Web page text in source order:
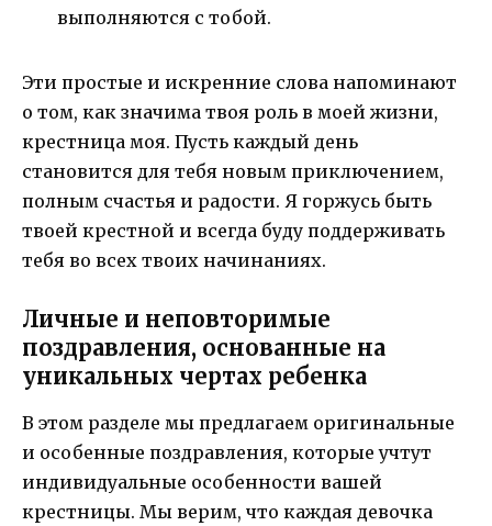
выполняются с тобой.
Эти простые и искренние слова напоминают
о том, как значима твоя роль в моей жизни,
крестница моя. Пусть каждый день
становится для тебя новым приключением,
полным счастья и радости. Я горжусь быть
твоей крестной и всегда буду поддерживать
тебя во всех твоих начинаниях.
Личные и неповторимые
поздравления, основанные на
уникальных чертах ребенка
В этом разделе мы предлагаем оригинальные
и особенные поздравления, которые учтут
индивидуальные особенности вашей
крестницы. Мы верим, что каждая девочка